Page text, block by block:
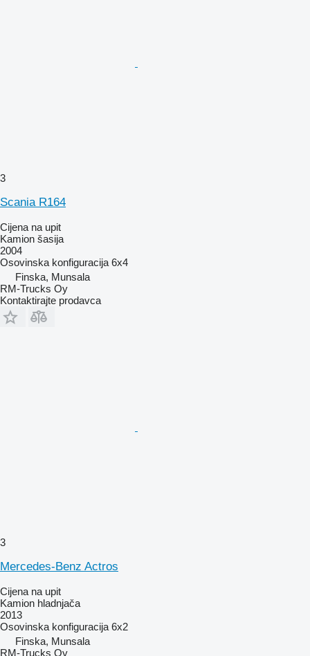
3
Scania R164
Cijena na upit
Kamion šasija
2004
Osovinska konfiguracija 6x4
Finska, Munsala
RM-Trucks Oy
Kontaktirajte prodavca
3
Mercedes-Benz Actros
Cijena na upit
Kamion hladnjača
2013
Osovinska konfiguracija 6x2
Finska, Munsala
RM-Trucks Oy